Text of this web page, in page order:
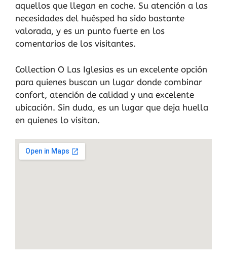
aquellos que llegan en coche. Su atención a las
necesidades del huésped ha sido bastante
valorada, y es un punto fuerte en los
comentarios de los visitantes.
Collection O Las Iglesias es un excelente opción
para quienes buscan un lugar donde combinar
confort, atención de calidad y una excelente
ubicación. Sin duda, es un lugar que deja huella
en quienes lo visitan.